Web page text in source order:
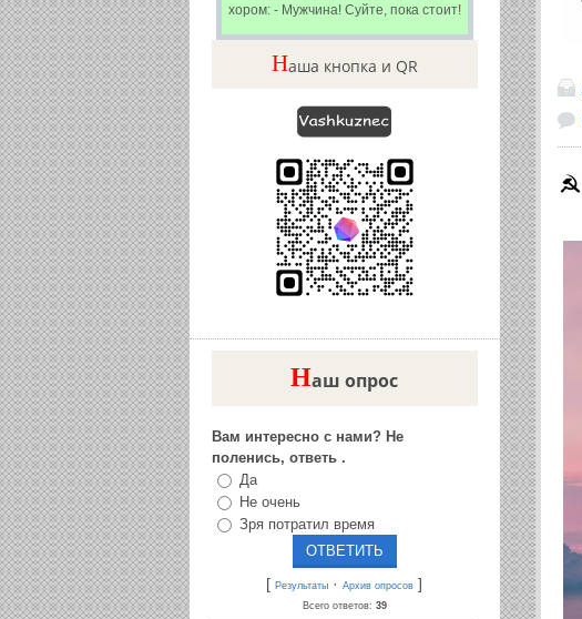
хором: - Мужчина! Суйте, пока стоит!
Наша кнопка и QR
Наш опрос
Вам интересно с нами? Не
поленись, ответь .
Да
Не очень
Зря потратил время
[ Результаты · Архив опросов ]
Всего ответов: 39